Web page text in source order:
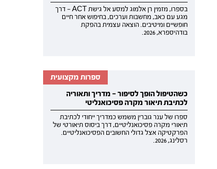
בספרו, מזמין רן אלמוג למסע אל גישת ACT — דרך
מגע עם כאב, מחשבות וערכים, בחיפוש אחר חיים
חופשיים ומיטיבים. הוצאה עצמית בהפקת
בודהיספרא, 2026.
ספרות מקצועית
כשהטיפול הופך לסיפור — מדריך ותאוריה
לכתיבת תיאור מקרה פסיכואנליטי
ספרו של ענר גוברין משמש כמדריך ייחודי לכתיבת
תיאורי מקרה פסיכואנליטיים, דרך ביסוס תיאורטי של
הפרקטיקה אצל גדולי החשובים הפסיכואנליטיים.
רסלינג, 2026.